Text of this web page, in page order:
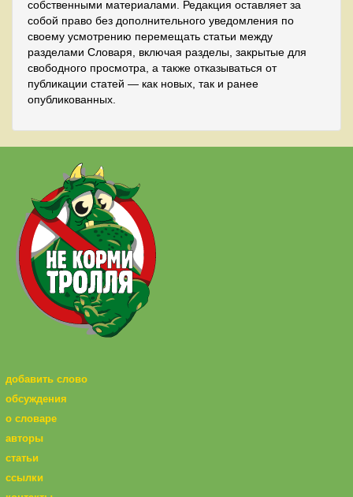
собственными материалами. Редакция оставляет за
собой право без дополнительного уведомления по
своему усмотрению перемещать статьи между
разделами Словаря, включая разделы, закрытые для
свободного просмотра, а также отказываться от
публикации статей — как новых, так и ранее
опубликованных.
добавить слово
обсуждения
о словаре
авторы
статьи
ссылки